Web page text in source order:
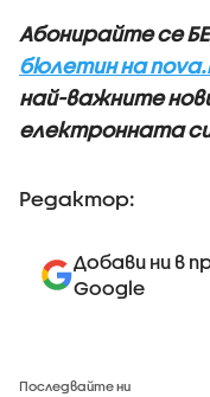
Абонирайте се
бюлетин на
най-важните
електронната
Редактор:
Добави ни в
Google
Последвайте ни